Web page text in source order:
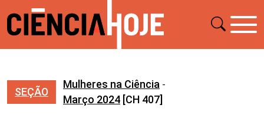
SEÇÃO
Mulheres na Ciência -
Março 2024 [CH 407]